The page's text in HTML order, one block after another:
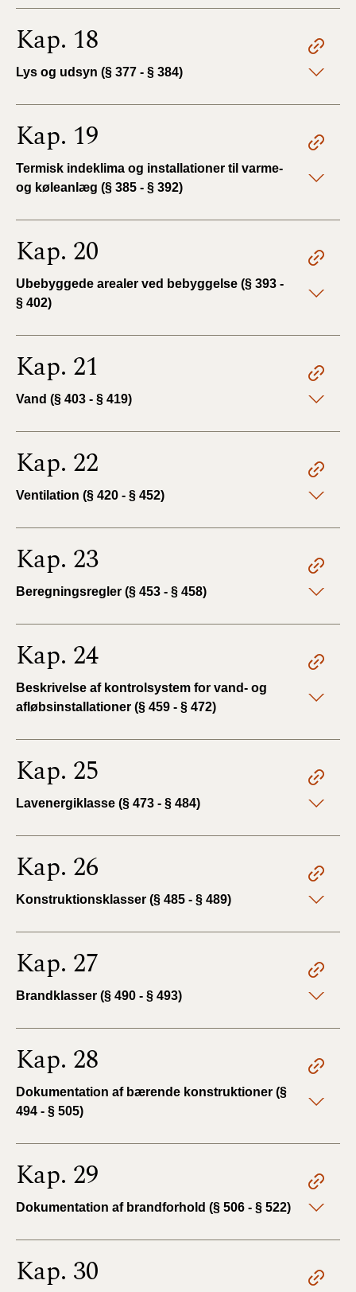
Kap. 18
Lys og udsyn (§ 377 - § 384)
Kap. 19
Termisk indeklima og installationer til varme-
og køleanlæg (§ 385 - § 392)
Kap. 20
Ubebyggede arealer ved bebyggelse (§ 393 -
§ 402)
Kap. 21
Vand (§ 403 - § 419)
Kap. 22
Ventilation (§ 420 - § 452)
Kap. 23
Beregningsregler (§ 453 - § 458)
Kap. 24
Beskrivelse af kontrolsystem for vand- og
afløbsinstallationer (§ 459 - § 472)
Kap. 25
Lavenergiklasse (§ 473 - § 484)
Kap. 26
Konstruktionsklasser (§ 485 - § 489)
Kap. 27
Brandklasser (§ 490 - § 493)
Kap. 28
Dokumentation af bærende konstruktioner (§
494 - § 505)
Kap. 29
Dokumentation af brandforhold (§ 506 - § 522)
Kap. 30